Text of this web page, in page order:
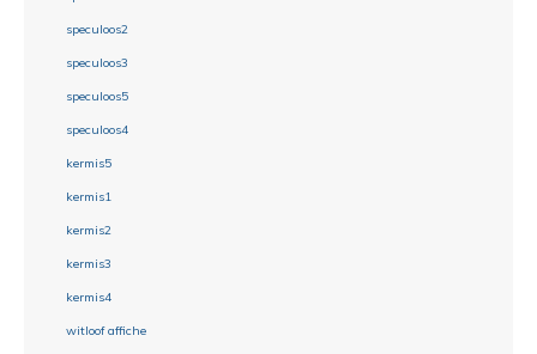
speculoos2
speculoos3
speculoos5
speculoos4
kermis5
kermis1
kermis2
kermis3
kermis4
witloof affiche